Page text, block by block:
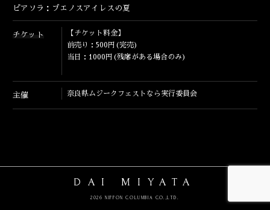
ピアソラ：ブエノスアイレスの夏
チケット
【チケット料金】
前売り：500円(完売)
当日：1000円(残席がある場合のみ)
主催 奈良県ムジークフェストなら実行委員会
DAI MIYATA
2026 NIPPON COLUMBIA CO.,LTD.